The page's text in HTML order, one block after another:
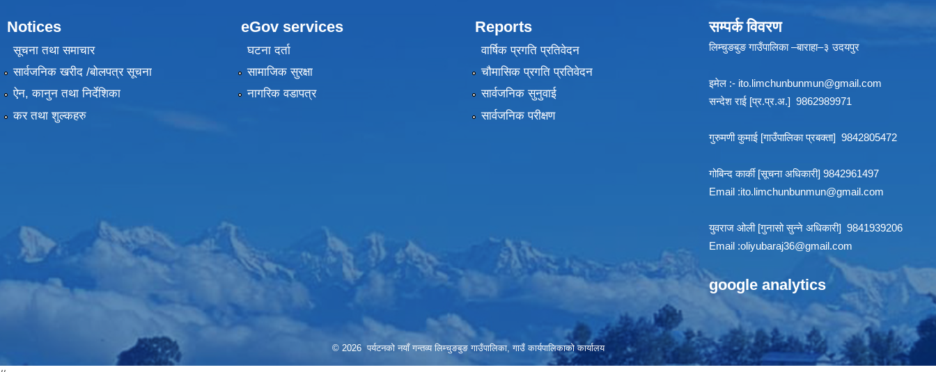
Notices
सूचना तथा समाचार
सार्वजनिक खरीद /बोलपत्र सूचना
ऐन, कानुन तथा निर्देशिका
कर तथा शुल्कहरु
eGov services
घटना दर्ता
सामाजिक सुरक्षा
नागरिक वडापत्र
Reports
वार्षिक प्रगति प्रतिवेदन
चौमासिक प्रगति प्रतिवेदन
सार्वजनिक सुनुवाई
सार्वजनिक परीक्षण
सम्पर्क विवरण
लिम्चुङबुङ गाउँपालिका –बाराहा–३ उदयपुर
इमेल :- ito.limchunbunmun@gmail.com
सन्देश राई [प्र.प्र.अ.] 9862989971
गुरुमणी कुमाई [गाउँपालिका प्रबक्ता] 9842805472
गोबिन्द कार्की [सूचना अधिकारी] 9842961497
Email :ito.limchunbunmun@gmail.com
युवराज ओली [गुनासो सुन्ने अधिकारी] 9841939206
Email :oliyubaraj36@gmail.com
google analytics
© 2026 पर्यटनको नयाँ गन्तव्य लिम्चुङबुङ गाउँपालिका, गाउँ कार्यपालिकाको कार्यालय